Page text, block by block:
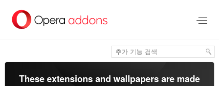
건
These extensions and wallpapers are made